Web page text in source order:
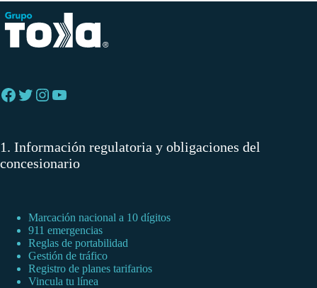
Facebook
Twitter
Instagram
YouTube
1. Información regulatoria y obligaciones del
concesionario
Marcación nacional a 10 dígitos
911 emergencias
Reglas de portabilidad
Gestión de tráfico
Registro de planes tarifarios
Vincula tu línea